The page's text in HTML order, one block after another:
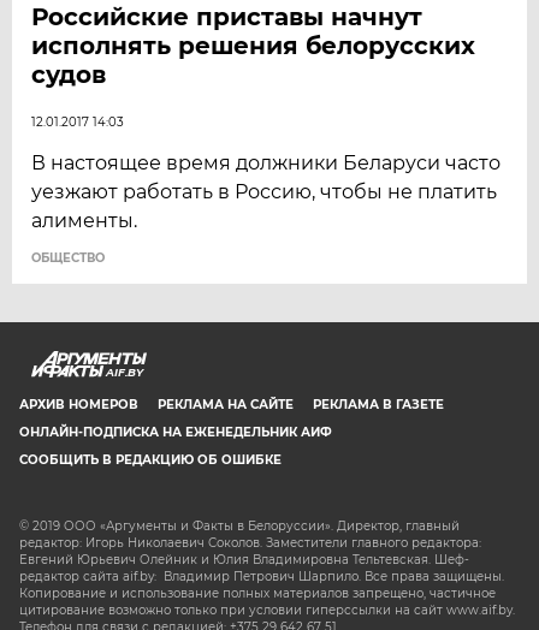
Российские приставы начнут
исполнять решения белорусских
судов
12.01.2017 14:03
В настоящее время должники Беларуси часто
уезжают работать в Россию, чтобы не платить
алименты.
ОБЩЕСТВО
AIF.BY
АРХИВ НОМЕРОВ РЕКЛАМА НА САЙТЕ
РЕКЛАМА В ГАЗЕТЕ
ОНЛАЙН-ПОДПИСКА НА ЕЖЕНЕДЕЛЬНИК АИФ
СООБЩИТЬ В РЕДАКЦИЮ ОБ ОШИБКЕ
© 2019 ООО «Аргументы и Факты в Белоруссии». Директор, главный
редактор: Игорь Николаевич Соколов. Заместители главного редактора:
Евгений Юрьевич Олейник и Юлия Владимировна Тельтевская. Шеф-
редактор сайта aif.by: Владимир Петрович Шарпило. Все права защищены.
Копирование и использование полных материалов запрещено, частичное
цитирование возможно только при условии гиперссылки на сайт www.aif.by.
Телефон для связи с редакцией: +375 29 642 67 51.